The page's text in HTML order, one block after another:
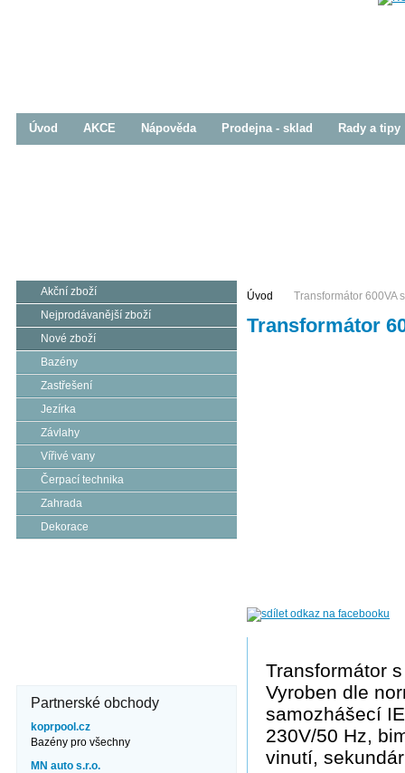
Úvod Transformátor 600VA
Transformátor
Transformátor
Vyroben dle
samozhášecí
230V/50 Hz,
vinutí,
Akční zboží
Nejprodávanější zboží
Nové zboží
Bazény
Zastřešení
Jezírka
Závlahy
Vířivé vany
Čerpací technika
Zahrada
Dekorace
Partnerské obchody
koprpool.cz
Bazény pro všechny
MN auto s.r.o.
Úvod AKCE Nápověda Prodejna - sklad Rady a tipy